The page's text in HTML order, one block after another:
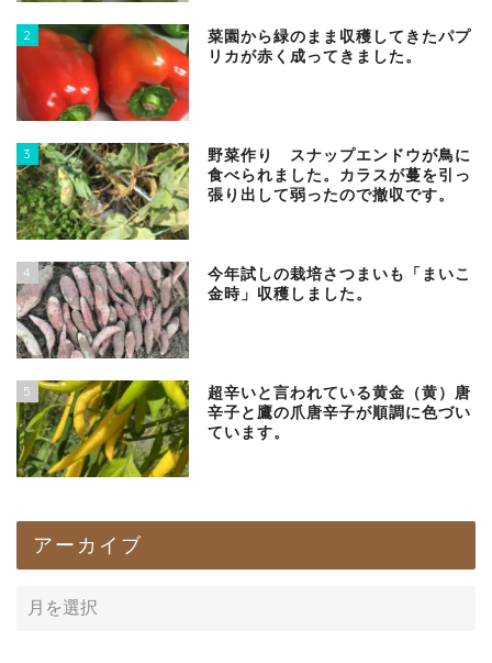
2
菜園から緑のまま収穫してきたパプ
リカが赤く成ってきました。
3
野菜作り スナップエンドウが鳥に
食べられました。カラスが蔓を引っ
張り出して弱ったので撤収です。
4
今年試しの栽培さつまいも「まいこ
金時」収穫しました。
5
超辛いと言われている黄金（黄）唐
辛子と鷹の爪唐辛子が順調に色づい
ています。
アーカイブ